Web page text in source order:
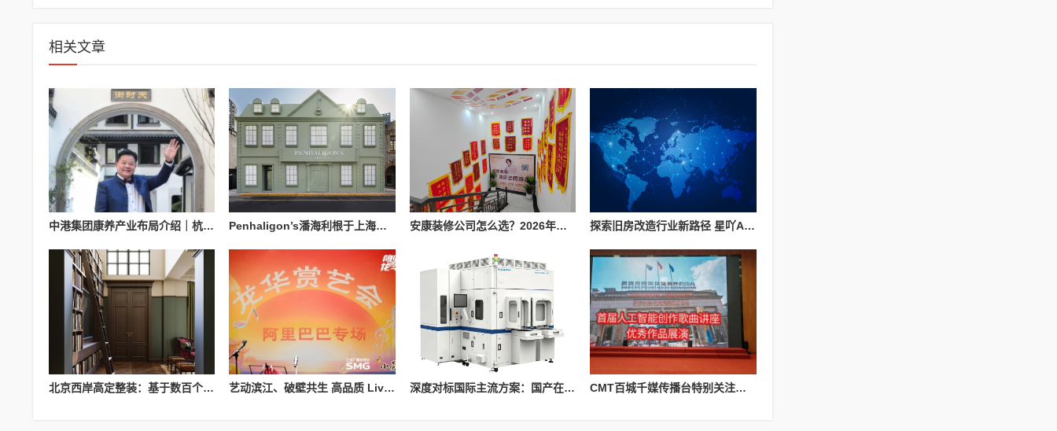
相关文章
中港集团康养产业布局介绍｜杭州国际医养科技有限公司业务参考 Penhaligon’s潘海利根于上海隆重呈献《游弋之地：伦敦名流录》主题展览 致敬肖像兽首系列十周年传奇篇章 安康装修公司怎么选？2026年本地装修市场信息参考 探索旧房改造行业新路径 星吖APP以数字化服务赋能上海家装提质升级
北京西岸高定整装：基于数百个大宅整装案例的服务实践 艺动滨江、破壁共生 高品质 Live 演出赋能品质城区建设 深度对标国际主流方案：国产在线原子力显微镜的技术突破与产线实践 CMT百城千媒传播台特别关注：人工智能作曲讲座优秀作品展演会